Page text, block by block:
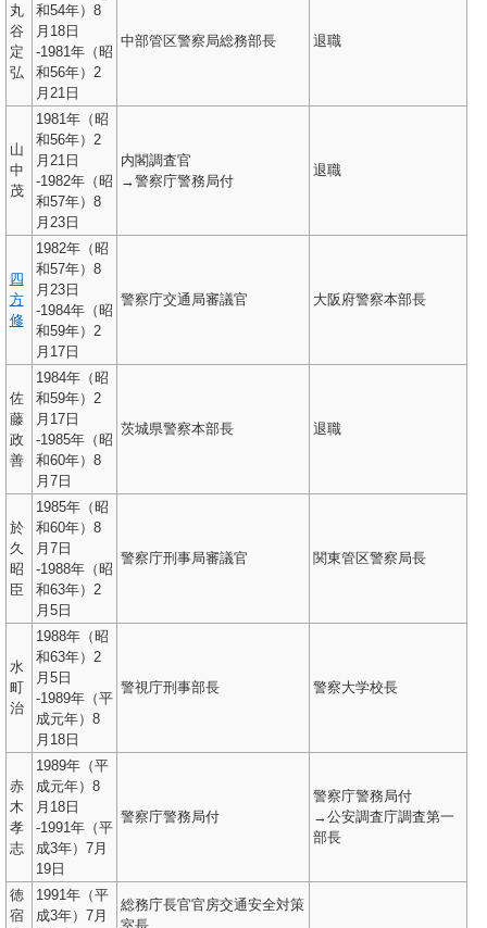
丸
谷
定
弘
和54年）8
月18日
-1981年（昭
和56年）2
月21日
中部管区警察局総務部長 退職
山
中
茂
1981年（昭
和56年）2
月21日
-1982年（昭
和57年）8
月23日
内閣調査官
→警察庁警務局付
退職
四
方
修
1982年（昭
和57年）8
月23日
-1984年（昭
和59年）2
月17日
警察庁交通局審議官 大阪府警察本部長
佐
藤
政
善
1984年（昭
和59年）2
月17日
-1985年（昭
和60年）8
月7日
茨城県警察本部長 退職
於
久
昭
臣
1985年（昭
和60年）8
月7日
-1988年（昭
和63年）2
月5日
警察庁刑事局審議官 関東管区警察局長
水
町
治
1988年（昭
和63年）2
月5日
-1989年（平
成元年）8
月18日
警視庁刑事部長 警察大学校長
赤
木
孝
志
1989年（平
成元年）8
月18日
-1991年（平
成3年）7月
19日
警察庁警務局付
警察庁警務局付
→公安調査庁調査第一
部長
徳
宿
1991年（平
成3年）7月
総務庁長官官房交通安全対策